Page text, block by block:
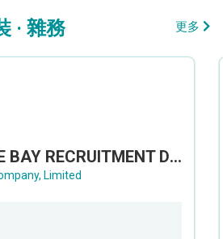
· 雜務 更多
THE REPULSE BAY RECRUITMENT DAY 淺水灣影灣園人才招聘會
Limited